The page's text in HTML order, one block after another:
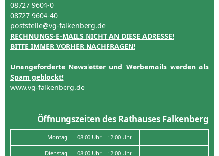
08727 9604-0
08727 9604-40
poststelle@vg-falkenberg.de
RECHNUNGS-E-MAILS NICHT AN DIESE ADRESSE!
BITTE IMMER VORHER NACHFRAGEN!
Unangeforderte Newsletter und Werbemails werden als
Spam geblockt!
www.vg-falkenberg.de
Öffnungszeiten des Rathauses Falkenberg
Montag 08:00 Uhr – 12:00 Uhr
Dienstag 08:00 Uhr – 12:00 Uhr